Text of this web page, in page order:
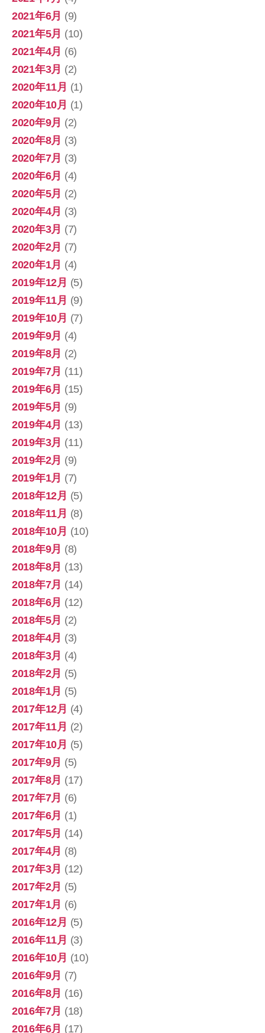
2021年6月 (9)
2021年5月 (10)
2021年4月 (6)
2021年3月 (2)
2020年11月 (1)
2020年10月 (1)
2020年9月 (2)
2020年8月 (3)
2020年7月 (3)
2020年6月 (4)
2020年5月 (2)
2020年4月 (3)
2020年3月 (7)
2020年2月 (7)
2020年1月 (4)
2019年12月 (5)
2019年11月 (9)
2019年10月 (7)
2019年9月 (4)
2019年8月 (2)
2019年7月 (11)
2019年6月 (15)
2019年5月 (9)
2019年4月 (13)
2019年3月 (11)
2019年2月 (9)
2019年1月 (7)
2018年12月 (5)
2018年11月 (8)
2018年10月 (10)
2018年9月 (8)
2018年8月 (13)
2018年7月 (14)
2018年6月 (12)
2018年5月 (2)
2018年4月 (3)
2018年3月 (4)
2018年2月 (5)
2018年1月 (5)
2017年12月 (4)
2017年11月 (2)
2017年10月 (5)
2017年9月 (5)
2017年8月 (17)
2017年7月 (6)
2017年6月 (1)
2017年5月 (14)
2017年4月 (8)
2017年3月 (12)
2017年2月 (5)
2017年1月 (6)
2016年12月 (5)
2016年11月 (3)
2016年10月 (10)
2016年9月 (7)
2016年8月 (16)
2016年7月 (18)
2016年6月 (17)